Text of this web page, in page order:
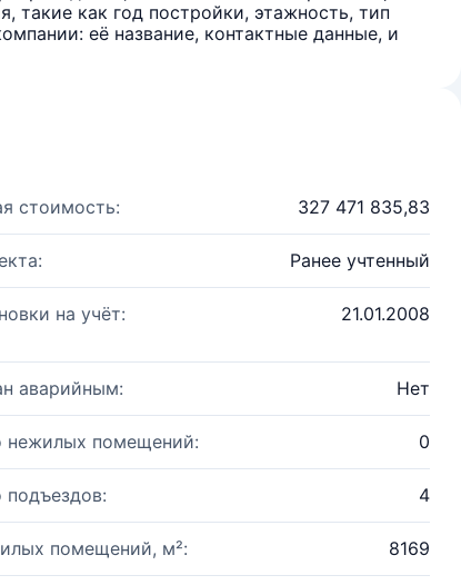
такие как год постройки, этажность, тип
её название, контактные данные, и
стоимость: 327 471 835,83
Ранее учтенный
на учёт: 21.01.2008
аварийным: Нет
нежилых помещений: 0
подъездов: 4
помещений, м²: 8169